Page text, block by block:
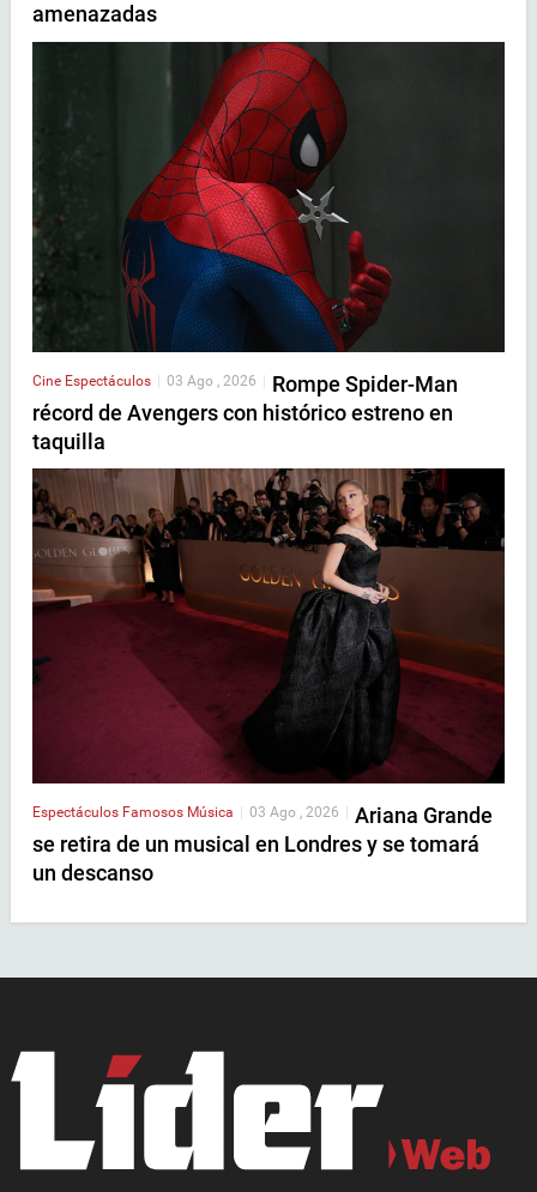
amenazadas
Cine Espectáculos | 03 Ago , 2026 | Rompe Spider-Man
récord de Avengers con histórico estreno en
taquilla
Espectáculos Famosos Música 03 Ago , 2026
Ariana Grande
se retira de un musical en Londres y se tomará
un descanso